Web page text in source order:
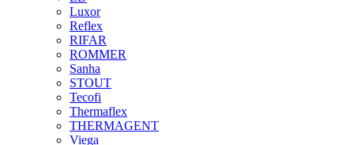
Luxor
Reflex
RIFAR
ROMMER
Sanha
STOUT
Tecofi
Thermaflex
THERMAGENT
Viega